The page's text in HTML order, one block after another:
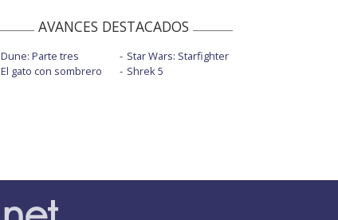
AVANCES DESTACADOS
Dune: Parte tres
El gato con sombrero
Star Wars: Starfighter
Shrek 5